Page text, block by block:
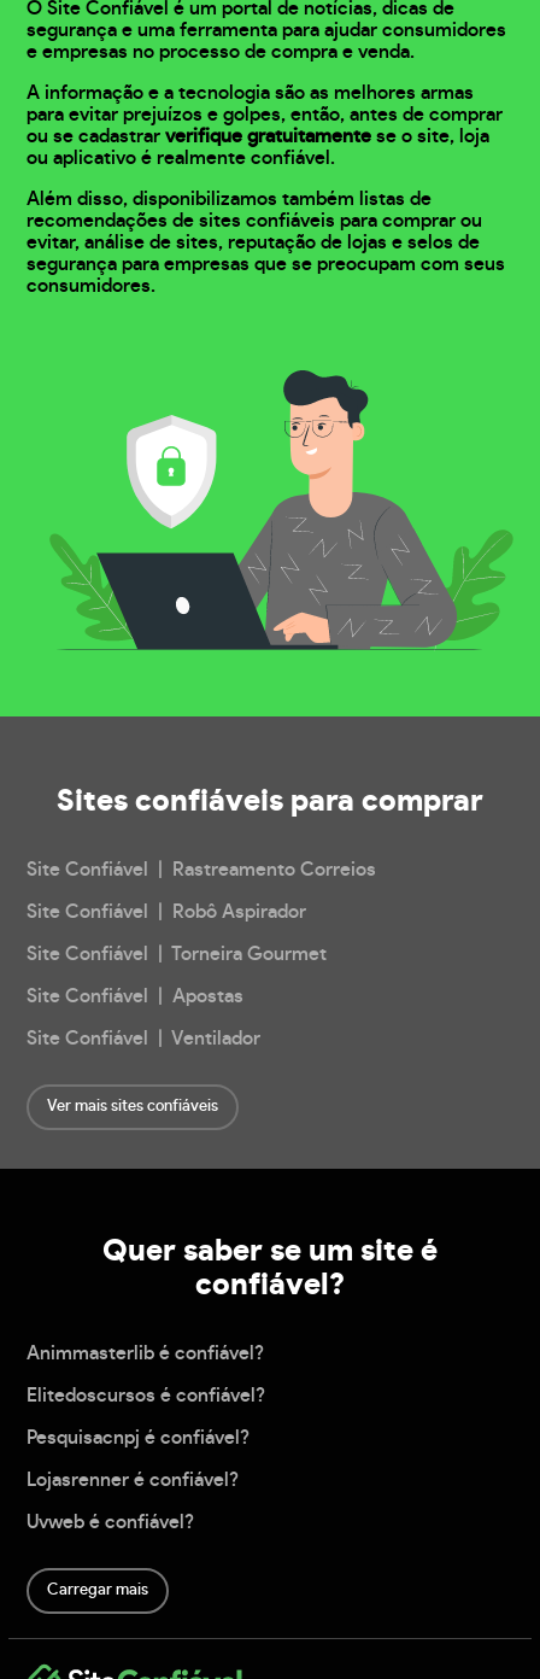
O Site Confiável é um portal de notícias, dicas de
segurança e uma ferramenta para ajudar consumidores
e empresas no processo de compra e venda.
A informação e a tecnologia são as melhores armas
para evitar prejuízos e golpes, então, antes de comprar
ou se cadastrarverifique gratuitamente se o site, loja
ou aplicativo é realmente confiável.
Além disso, disponibilizamos também listas de
recomendações de sites confiáveis para comprar ou
evitar, análise de sites, reputação de lojas e selos de
segurança para empresas que se preocupam com seus
consumidores.
Sites confiáveis para comprar
Site Confiável | Rastreamento Correios
Site Confiável | Robô Aspirador
Site Confiável | Torneira Gourmet
Site Confiável | Apostas
Site Confiável | Ventilador
Ver mais sites confiáveis
Quer saber se um site é
confiável?
Animmasterlib é confiável?
Elitedoscursos é confiável?
Pesquisacnpj é confiável?
Lojasrenner é confiável?
Uvweb é confiável?
Carregar mais